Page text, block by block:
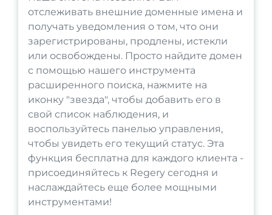
отслеживать внешние доменные имена и
получать уведомления о том, что они
зарегистрированы, продлены, истекли
или освобождены. Просто найдите домен
с помощью нашего инструмента
расширенного поиска, нажмите на
иконку "звезда", чтобы добавить его в
свой список наблюдения, и
воспользуйтесь панелью управления,
чтобы увидеть его текущий статус. Эта
функция бесплатна для каждого клиента -
присоединяйтесь к Regery сегодня и
наслаждайтесь еще более мощными
инструментами!